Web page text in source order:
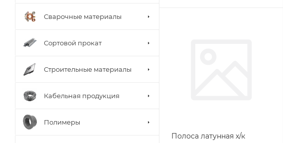
Полоса латунная х/к
Сварочные материалы
Сортовой прокат
Строительные материалы
Кабельная продукция
Полимеры